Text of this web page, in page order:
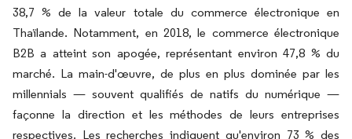
38,7 % de la valeur totale du commerce électronique en
Thaïlande. Notamment, en 2018, le commerce électronique
B2B a atteint son apogée, représentant environ 47,8 % du
marché. La main-d'œuvre, de plus en plus dominée par les
millennials — souvent qualifiés de natifs du numérique —
façonne la direction et les méthodes de leurs entreprises
respectives. Les recherches indiquent qu'environ 73 % des